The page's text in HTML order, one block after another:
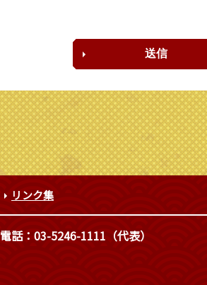
リンク集
電話：03-5246-1111（代表）